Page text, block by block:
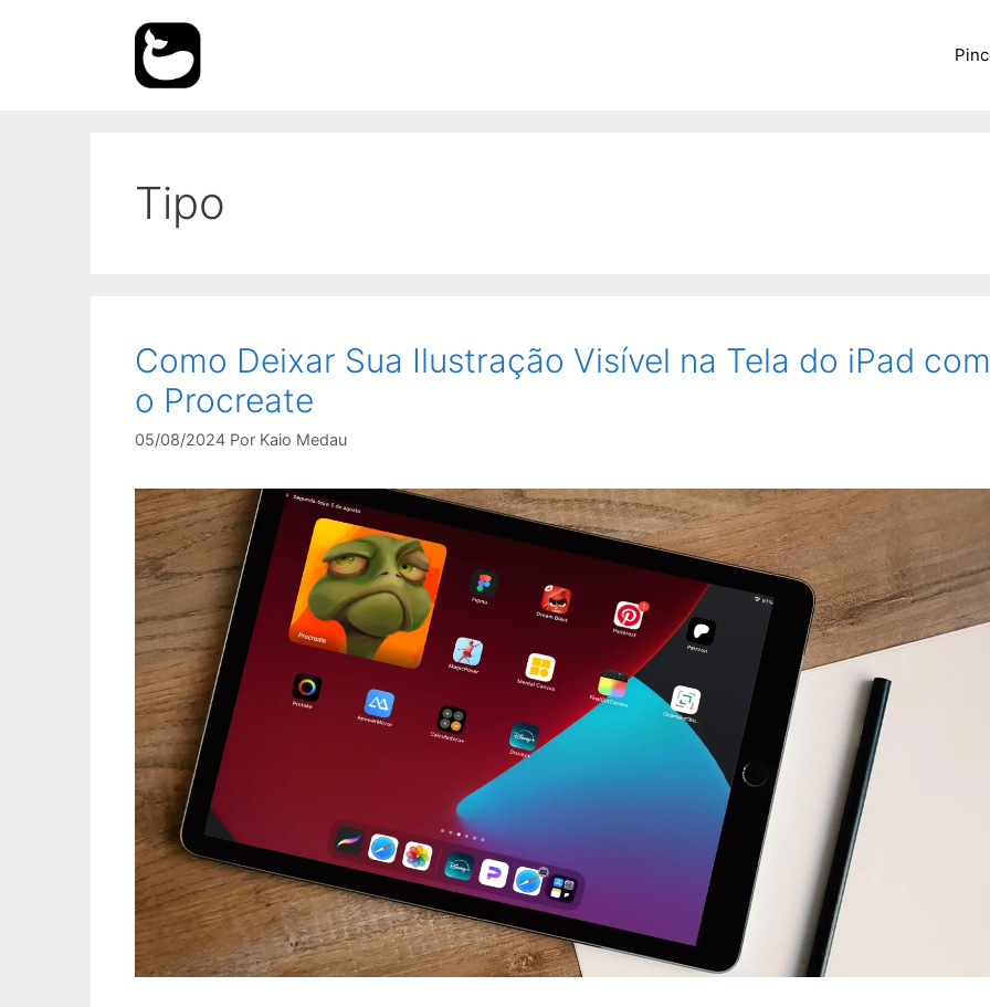
Tipo
Como Deixar Sua Ilustração Visível na Tela do iPad com
o Procreate
05/08/2024 Por Kaio Medau